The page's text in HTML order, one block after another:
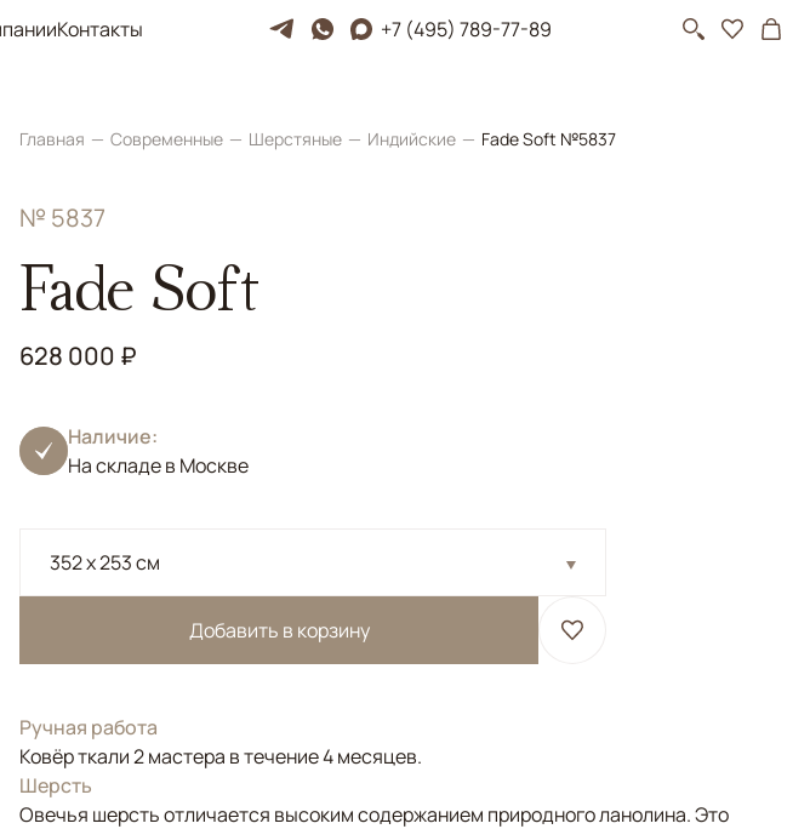
Контакты +7 (495) 789-77-89
Главная Современные Шерстяные Индийские Fade Soft №5837
№ 5837
Fade Soft
628 000 ₽
Наличие:
На складе в Москве
352 x 253 см
Добавить в корзину
Ручная работа
Ковёр ткали 2 мастера в течение 4 месяцев.
Шерсть
Овечья шерсть отличается высоким содержанием природного ланолина. Это